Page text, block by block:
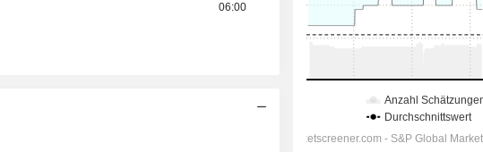
06:00